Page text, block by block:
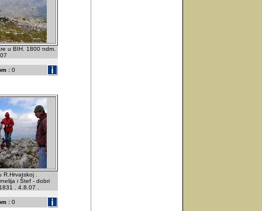
u BIH. 1800 ndm.
: 0
.
i Štef - dobri
. 4.8.07 .
: 0